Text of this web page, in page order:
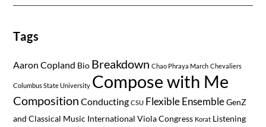
Tags
Aaron Copland Bio Breakdown Chao Phraya March Chevaliers
Columbus State University Compose with Me
Composition Conducting CSU Flexible Ensemble GenZ
and Classical Music International Viola Congress Korat Listening